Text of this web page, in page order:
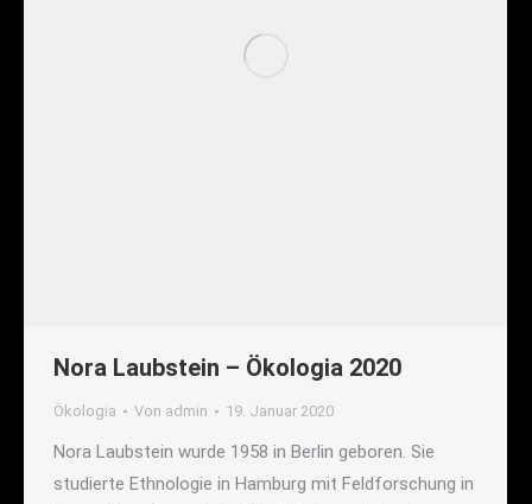
Nora Laubstein – Ökologia 2020
Ökologia Von admin 19. Januar 2020
Nora Laubstein wurde 1958 in Berlin geboren. Sie
studierte Ethnologie in Hamburg mit Feldforschung in